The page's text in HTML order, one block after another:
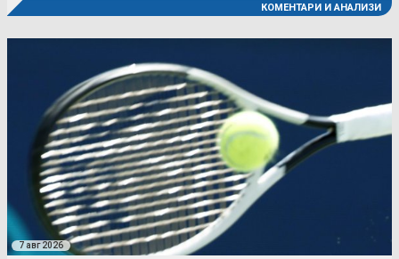
КОМЕНТАРИ И АНАЛИЗИ
7 авг 2026